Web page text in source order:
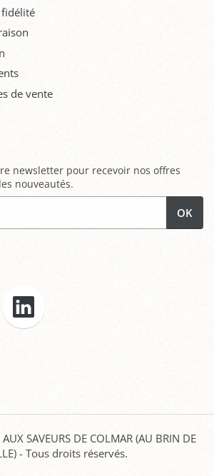
fidélité
de vente
newsletter pour recevoir nos offres
nouveautés.
OK
AUX SAVEURS DE COLMAR (AU BRIN DE
- Tous droits réservés.